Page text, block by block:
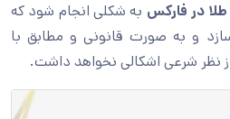
در فارکس به شکلی انجام شود که
و به صورت قانونی و مطابق با
نظر شرعی اشکالی نخواهد داشت.